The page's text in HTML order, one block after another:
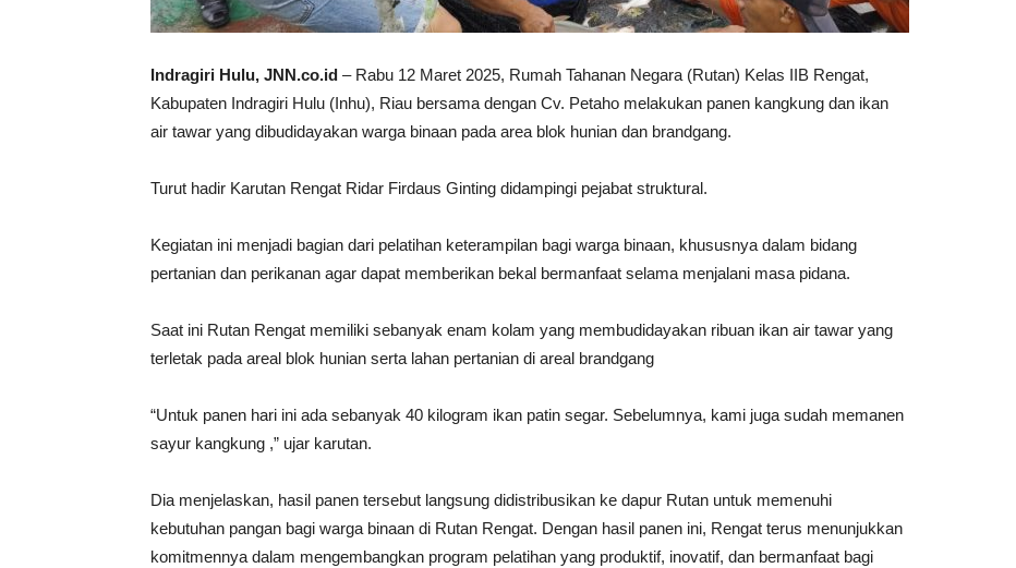
Indragiri Hulu, JNN.co.id – Rabu 12 Maret 2025, Rumah Tahanan Negara (Rutan) Kelas IIB Rengat,
Kabupaten Indragiri Hulu (Inhu), Riau bersama dengan Cv. Petaho melakukan panen kangkung dan ikan
air tawar yang dibudidayakan warga binaan pada area blok hunian dan brandgang.
Turut hadir Karutan Rengat Ridar Firdaus Ginting didampingi pejabat struktural.
Kegiatan ini menjadi bagian dari pelatihan keterampilan bagi warga binaan, khususnya dalam bidang
pertanian dan perikanan agar dapat memberikan bekal bermanfaat selama menjalani masa pidana.
Saat ini Rutan Rengat memiliki sebanyak enam kolam yang membudidayakan ribuan ikan air tawar yang
terletak pada areal blok hunian serta lahan pertanian di areal brandgang
“Untuk panen hari ini ada sebanyak 40 kilogram ikan patin segar. Sebelumnya, kami juga sudah memanen
sayur kangkung ,” ujar karutan.
Dia menjelaskan, hasil panen tersebut langsung didistribusikan ke dapur Rutan untuk memenuhi
kebutuhan pangan bagi warga binaan di Rutan Rengat. Dengan hasil panen ini, Rengat terus menunjukkan
komitmennya dalam mengembangkan program pelatihan yang produktif, inovatif, dan bermanfaat bagi